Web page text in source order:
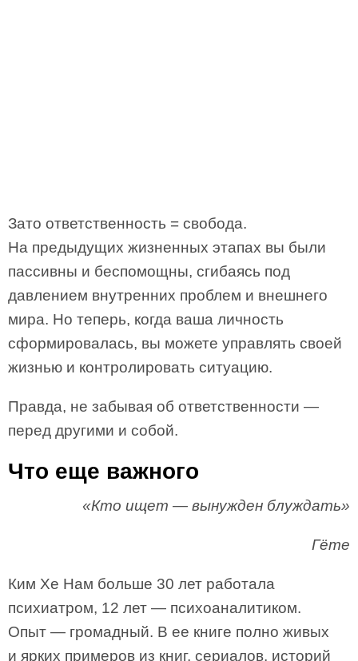
Зато ответственность = свобода.
На предыдущих жизненных этапах вы были
пассивны и беспомощны, сгибаясь под
давлением внутренних проблем и внешнего
мира. Но теперь, когда ваша личность
сформировалась, вы можете управлять своей
жизнью и контролировать ситуацию.
Правда, не забывая об ответственности —
перед другими и собой.
Что еще важного
«Кто ищет — вынужден блуждать»
Гёте
Ким Хе Нам больше 30 лет работала
психиатром, 12 лет — психоаналитиком.
Опыт — громадный. В ее книге полно живых
и ярких примеров из книг, сериалов, историй